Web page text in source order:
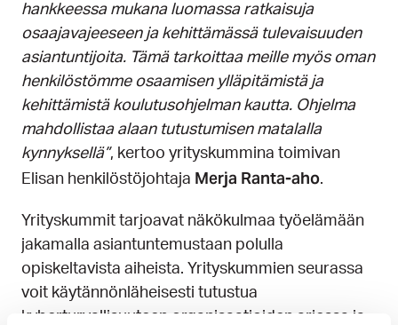
hankkeessa mukana luomassa ratkaisuja
osaajavajeeseen ja kehittämässä tulevaisuuden
asiantuntijoita. Tämä tarkoittaa meille myös oman
henkilöstömme osaamisen ylläpitämistä ja
kehittämistä koulutusohjelman kautta. Ohjelma
mahdollistaa alaan tutustumisen matalalla
kynnyksellä”, kertoo yrityskummina toimivan
Elisan henkilöstöjohtaja Merja Ranta-aho.
Yrityskummit tarjoavat näkökulmaa työelämään
jakamalla asiantuntemustaan polulla
opiskeltavista aiheista. Yrityskummien seurassa
voit käytännönläheisesti tutustua
kyberturvallisuuteen organisaatioiden arjessa ja